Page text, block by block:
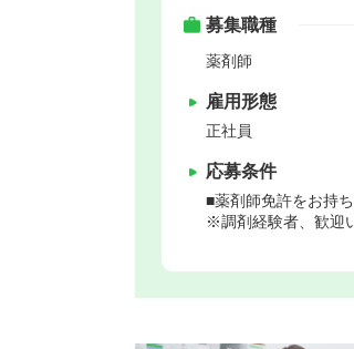
募集職種
薬剤師
雇用形態
正社員
応募条件
■薬剤師免許をお持
※調剤経験者、歓迎